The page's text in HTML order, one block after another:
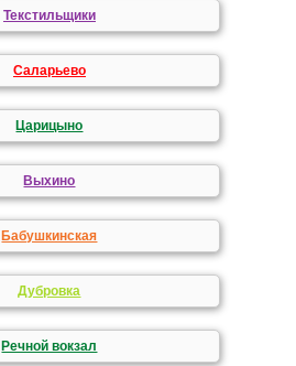
Текстильщики
Саларьево
Царицыно
Выхино
Бабушкинская
Дубровка
Речной вокзал